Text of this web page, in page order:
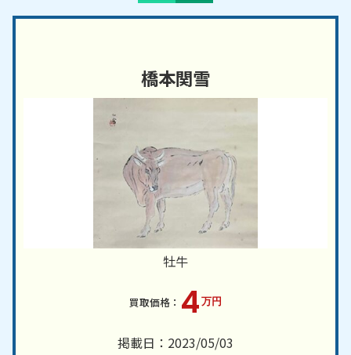
橋本関雪
牡牛
4万円
掲載日：2023/05/03